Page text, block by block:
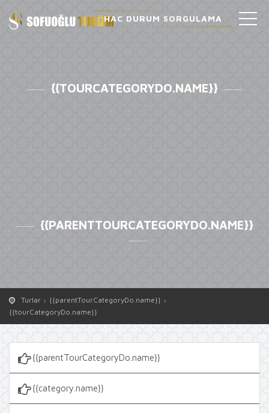
HAC DURUM SORGULAMA
{{TOURCATEGORYDO.NAME}}
{{PARENTTOURCATEGORYDO.NAME}}
Turlar
{{parentTourCategoryDo.name}}
{{tourCategoryDo.name}}
{{parentTourCategoryDo.name}}
{{category.name}}